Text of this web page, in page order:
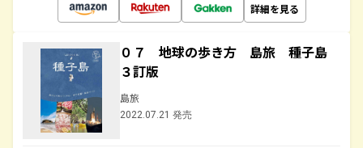
詳細を見る
０７ 地球の歩き方 島旅 種子島
３訂版
島旅
2022.07.21 発売